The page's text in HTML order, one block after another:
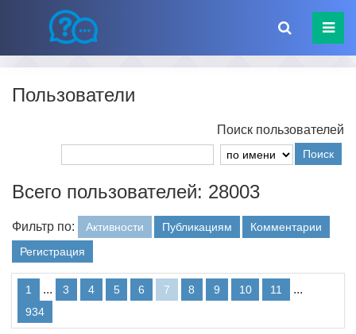
Пользователи
Поиск пользователей
Поиск
Всего пользователей: 28003
Фильтр по: Активности Публикациям
Комментарии
Регистрация
1 ... 3 4 5 6 7 8 9 10 11 ...
934